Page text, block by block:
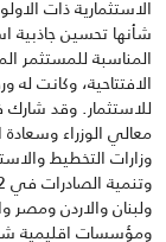
الاستثمارية ذات
شأنها تحسين جاذبية
المناسبة للمستثمر
الافتتاحية، وكانت
معالي الوزراء وسعادة
وزارات التخطيط
ولبنان والاردن ومصر
ومؤسسات اقليمية